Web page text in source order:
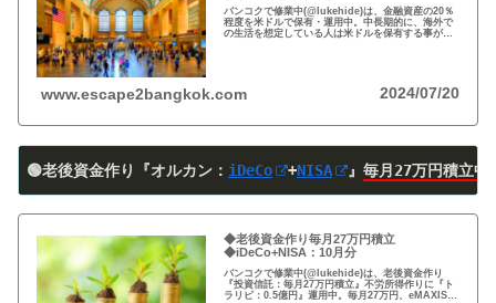
バンコクで修業中(@lukehide)は、金融資産の20％
程度を米ドルで保有・運用中。中長期的に、海外で
の生活を想定している人は米ドルを保有する事がお
www.escape2bangkok.com 2024/07/20
🟢老後資金作り『オルカン： iDeCo +NISA 』 毎月27万円積立中
◆老後資金作り毎月27万円積立
◆iDeCo+NISA：10月分
バンコクで修業中(@lukehide)は、老後資金作り
『投資信託：毎月27万円積立』不労所得作りに『ト
ラリピ：0.5億円』運用中。毎月27万円、eMAXIS